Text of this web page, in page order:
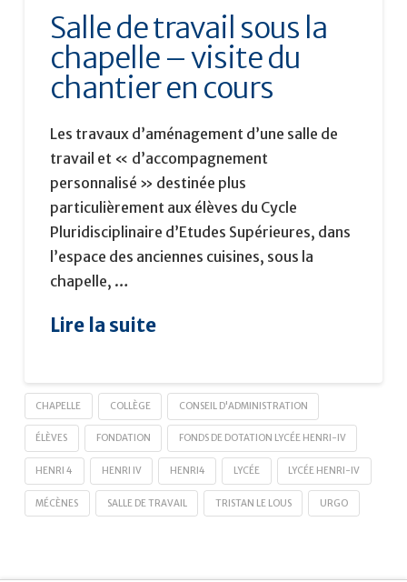
Salle de travail sous la
chapelle – visite du
chantier en cours
Les travaux d’aménagement d’une salle de
travail et « d’accompagnement
personnalisé » destinée plus
particulièrement aux élèves du Cycle
Pluridisciplinaire d’Etudes Supérieures, dans
l’espace des anciennes cuisines, sous la
chapelle, …
Lire la suite
CHAPELLE COLLÈGE CONSEIL D'ADMINISTRATION
ÉLÈVES FONDATION FONDS DE DOTATION LYCÉE HENRI-IV
HENRI 4 HENRI IV HENRI4 LYCÉE LYCÉE HENRI-IV
MÉCÈNES SALLE DE TRAVAIL TRISTAN LE LOUS URGO